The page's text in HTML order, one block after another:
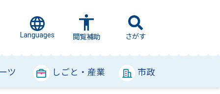
Languages 閲覧補助 さがす
ツ しごと・産業 市政